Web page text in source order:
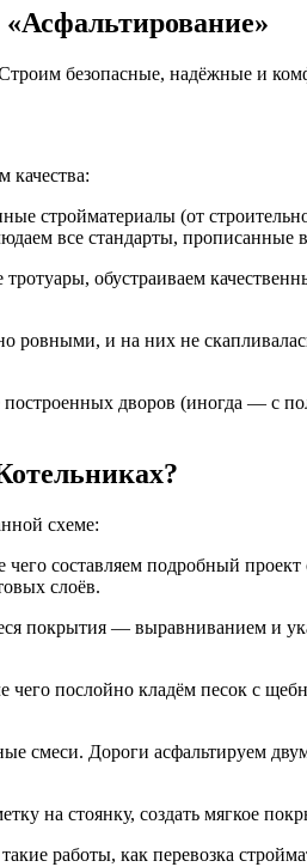
безопасные, надёжные и
качества:
стройматериалы (от
все стандарты,
обустраиваем
ровными, и на них не
дворов (иногда — с
схеме:
составляем подробный
слоёв.
покрытия — выравниванием и
чего послойно кладём песок с
смеси. Дороги асфальтируем
на стоянку, создать мягкое
работы, как перевозка